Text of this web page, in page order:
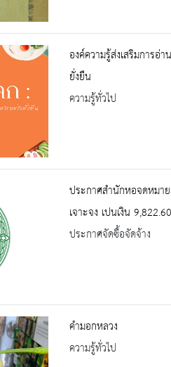
องค์ความรู้ส่งเสริมการอ่
ยั่งยืน
ความรู้ทั่วไป
ประกาศสำนักหอจดหมา
เจาะจง เปนเงิน
ประกาศจัดซื้อจัดจ้าง
คำมอกหลวง
ความรู้ทั่วไป